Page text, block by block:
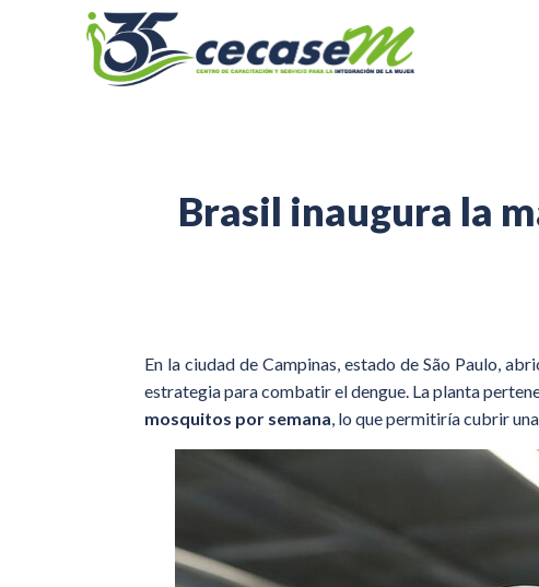
Brasil inaugura la
En la ciudad de Campinas, estado de São Paulo,
estrategia para combatir el dengue. La planta
mosquitos por semana, lo que permitiría cubrir